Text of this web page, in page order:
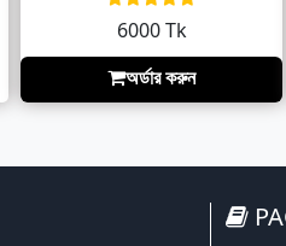
6000 Tk
অর্ডার করুন